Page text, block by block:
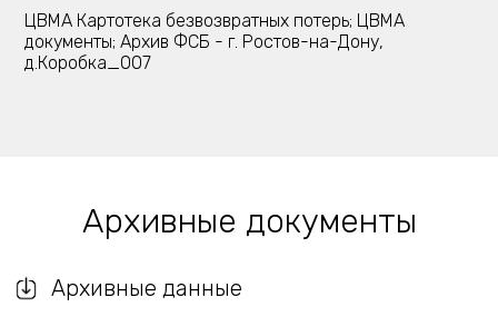
ЦВМА Картотека безвозвратных потерь; ЦВМА
документы; Архив ФСБ - г. Ростов-на-Дону,
д.Коробка_007
Архивные документы
Архивные данные